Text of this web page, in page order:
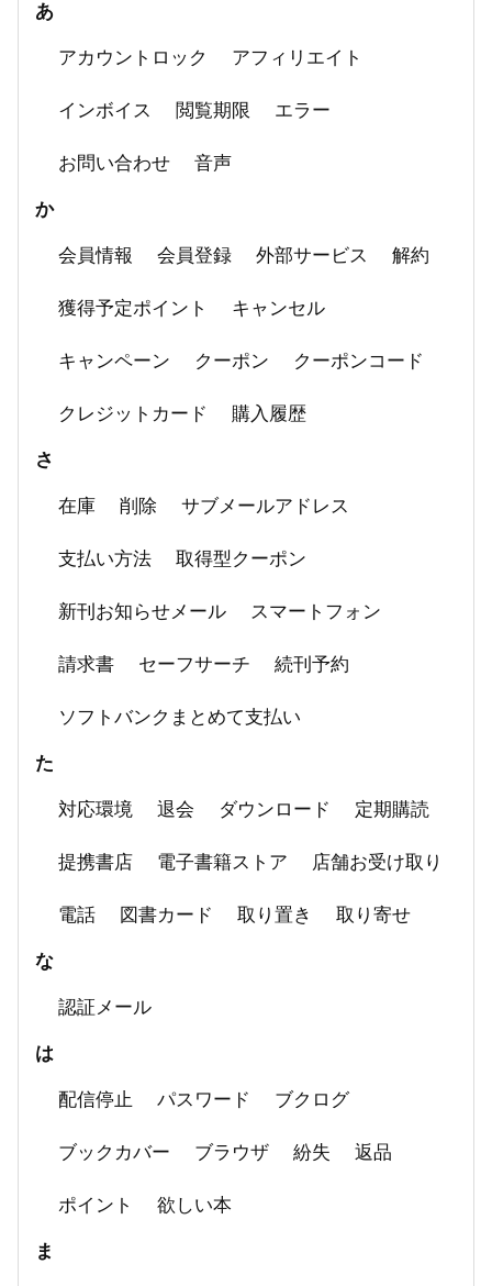
あ
アカウントロック アフィリエイト
インボイス 閲覧期限 エラー
お問い合わせ 音声
か
会員情報 会員登録 外部サービス 解約
獲得予定ポイント キャンセル
キャンペーン クーポン クーポンコード
クレジットカード 購入履歴
さ
在庫 削除 サブメールアドレス
支払い方法 取得型クーポン
新刊お知らせメール スマートフォン
請求書 セーフサーチ 続刊予約
ソフトバンクまとめて支払い
た
対応環境 退会 ダウンロード 定期購読
提携書店 電子書籍ストア 店舗お受け取り
電話 図書カード 取り置き 取り寄せ
な
認証メール
は
配信停止 パスワード ブクログ
ブックカバー ブラウザ 紛失 返品
ポイント 欲しい本
ま